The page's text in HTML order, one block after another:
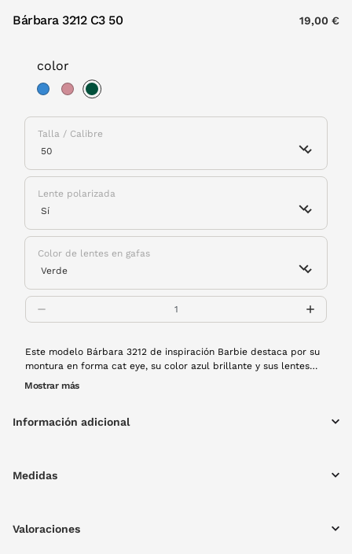
Bárbara 3212 C3 50 19,00 €
color
Talla / Calibre
Lente polarizada
Color de lentes en gafas
Este modelo Bárbara 3212 de inspiración Barbie destaca por su
montura en forma cat eye, su color azul brillante y sus lentes
polarizadas. Unas gafas ideales para darle un toque de color a
Mostrar más
Información adicional
Medidas
Valoraciones